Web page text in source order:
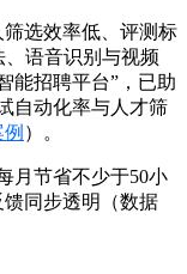
选效率低、评测标
语音识别与视频
能招聘平台”，已助
自动化率与人才筛
）。
月节省不少于50小
同步透明（数据